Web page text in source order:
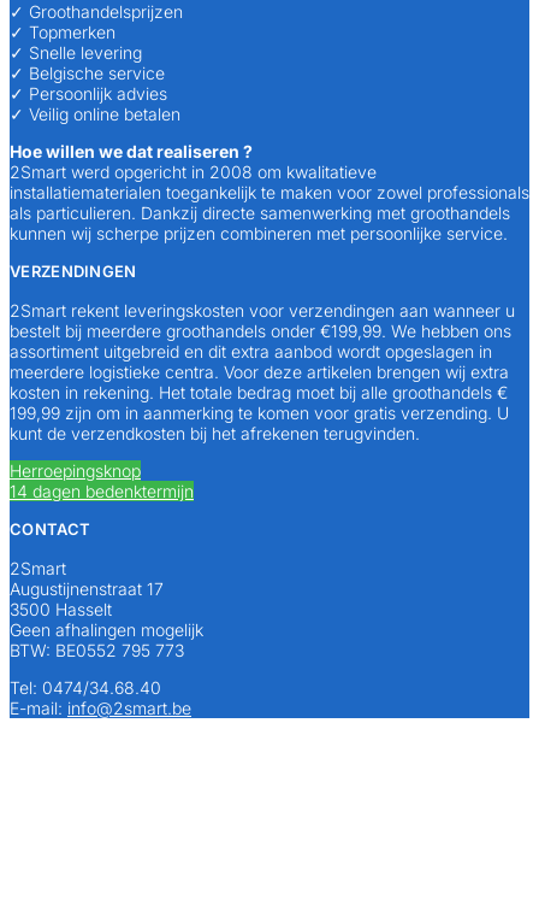
✓ Groothandelsprijzen
✓ Topmerken
✓ Snelle levering
✓ Belgische service
✓ Persoonlijk advies
✓ Veilig online betalen
Hoe willen we dat realiseren ?
2Smart werd opgericht in 2008 om kwalitatieve
installatiematerialen toegankelijk te maken voor zowel professionals
als particulieren. Dankzij directe samenwerking met groothandels
kunnen wij scherpe prijzen combineren met persoonlijke service.
VERZENDINGEN
2Smart rekent leveringskosten voor verzendingen aan wanneer u
bestelt bij meerdere groothandels onder €199,99. We hebben ons
assortiment uitgebreid en dit extra aanbod wordt opgeslagen in
meerdere logistieke centra. Voor deze artikelen brengen wij extra
kosten in rekening. Het totale bedrag moet bij alle groothandels €
199,99 zijn om in aanmerking te komen voor gratis verzending. U
kunt de verzendkosten bij het afrekenen terugvinden.
Herroepingsknop
14 dagen bedenktermijn
CONTACT
2Smart
Augustijnenstraat 17
3500 Hasselt
Geen afhalingen mogelijk
BTW: BE0552 795 773
Tel: 0474/34.68.40
E-mail: info@2smart.be